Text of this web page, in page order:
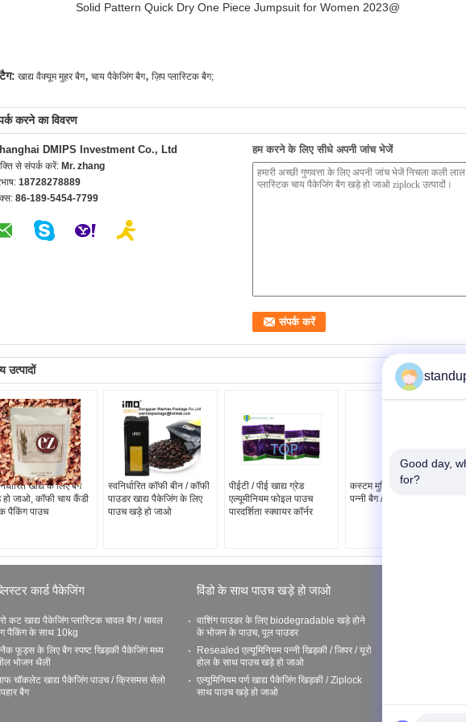
Solid Pattern Quick Dry One Piece Jumpsuit for Women 2023@
टैग: खाद्य वैक्यूम मुहर बैग, चाय पैकेजिंग बैग, ज़िप प्लास्टिक बैग;
करने का विवरण
DMIPS Investment Co., Ltd
से संपर्क करें: Mr. zhang
18728278889
86-189-5454-7799
हम करने के लिए सीधे अपनी जांच भेजें
उत्पादों
खाद्य के लिए बैग
जाओ, कॉफी चाय कैंडी
पैकिंग पाउच
स्वनिर्धारित कॉफी बीन / कॉफी
पाउडर खाद्य पैकेजिंग के लिए
पाउच खड़े हो जाओ
पीईटी / पीई खाद्य ग्रेड
एल्यूमीनियम फोइल पाउच
पारदर्शिता स्क्वायर कॉर्नर
कस्टम मुद्रित एल्यूमीनियम
पन्नी बैग / पाउच, 3 साइड सील
कार्ड पैकेजिंग
कट खाद्य पैकेजिंग प्लास्टिक चावल बैग / चावल
पैकिंग के साथ 10kg
फूड्स के लिए बैग स्पष्ट खिड़की पैकेजिंग मध्य
भोजन थैली
चॉकलेट खाद्य पैकेजिंग पाउच / क्रिसमस सेलो
बैग
विंडो के साथ पाउच खड़े हो जाओ
वाशिंग पाउडर के लिए biodegradable खड़े होने
के भोजन के पाउच, पूल पाउडर
Resealed एल्यूमिनियम पन्नी खिड़की / जिपर / यूरो
होल के साथ पाउच खड़े हो जाओ
एल्यूमिनियम पर्ण खाद्य पैकेजिंग खिड़की / Ziplock
साथ पाउच खड़े हो जाओ
Good day,
for?